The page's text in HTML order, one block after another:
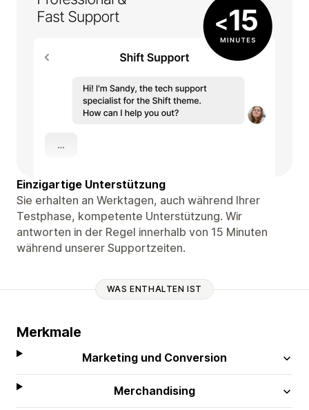
Einzigartige Unterstützung
Sie erhalten an Werktagen, auch während Ihrer
Testphase, kompetente Unterstützung. Wir
antworten in der Regel innerhalb von 15 Minuten
während unserer Supportzeiten.
WAS ENTHALTEN IST
Merkmale
Marketing und Conversion
Merchandising